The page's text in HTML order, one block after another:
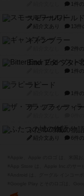
1件
スモールワールド
紹介文あり 13件
ギャンブラー
2件
Bitter End ブタ
1件
ラピード
1件
ザ・フラッフィ
ふたつの城の物語
紹介文あり 6件